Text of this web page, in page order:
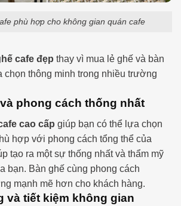
phù hợp cho không gian quán cafe
cafe đẹp thay vì mua lẻ ghế và bàn
chọn thông minh trong nhiều trường
phong cách thống nhất
cao cấp giúp bạn có thể lựa chọn
hợp với phong cách tổng thể của
tạo ra một sự thống nhất và thẩm mỹ
bạn. Bàn ghế cùng phong cách
mạnh mẽ hơn cho khách hàng.
và tiết kiệm không gian